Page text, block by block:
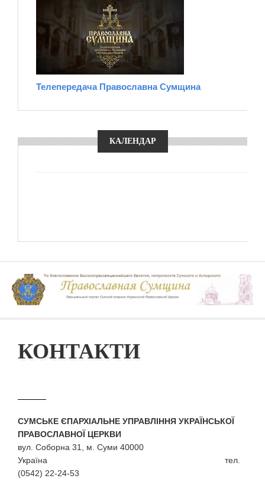
Телепередача Православна Сумщина
КАЛЕНДАР
КОНТАКТИ
СУМСЬКЕ ЄПАРХІАЛЬНЕ УПРАВЛІННЯ УКРАЇНСЬКОЇ
ПРАВОСЛАВНОЇ ЦЕРКВИ
вул. Соборна 31, м. Суми 40000
Україна тел.
(0542) 22-24-53